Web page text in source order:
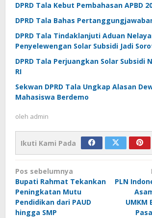
DPRD Tala Kebut Pembahasan APBD
DPRD Tala Bahas
DPRD Tala Tindaklanjuti Aduan
Penyelewengan Solar Subsidi Jadi
DPRD Tala Perjuangkan Solar Subsidi
RI
Sekwan DPRD Tala Ungkap Alasan
Mahasiswa Berdemo
oleh admin
Ikuti Kami Pada
Navigasi
pos
Pos sebelumnya
Bupati Rahmat Tekankan
Peningkatan Mutu
Pendidikan dari PAUD
hingga SMP
PLN
UMKM